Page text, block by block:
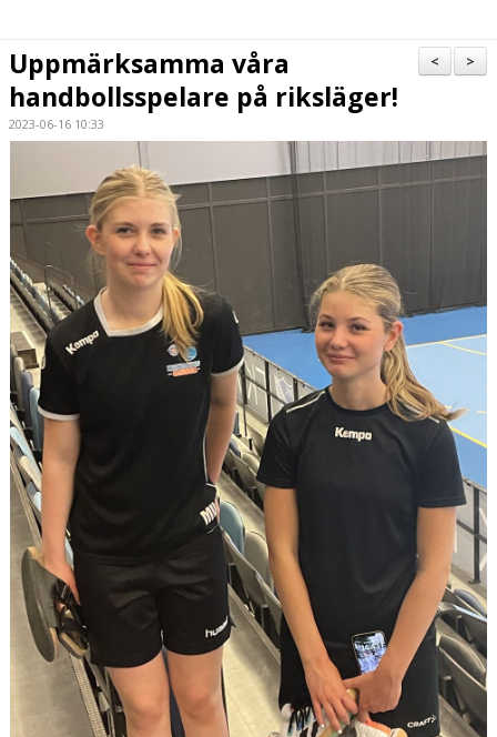
KALENDER
HANDBOLLSSKOLA
PARTNERSKAP
FÖRENINGEN
OM OSS
KONTAKT
>
<
Uppmärksamma våra
handbollsspelare på riksläger!
2023-06-16 10:33